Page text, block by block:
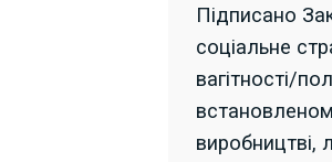
Підписано
соціальне
вагітності/
виробництві,